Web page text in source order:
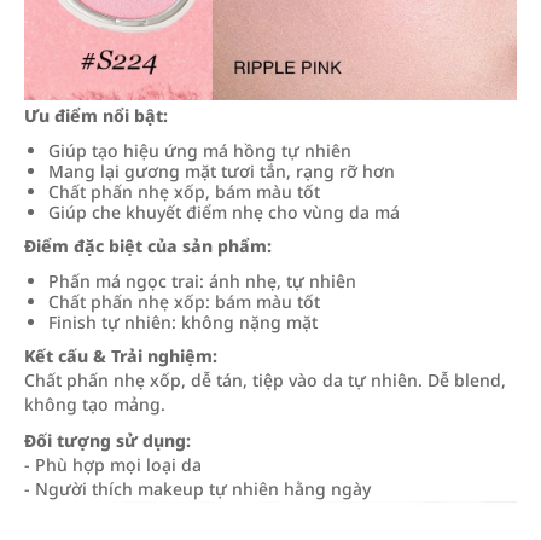
Ưu điểm nổi bật:
Giúp tạo hiệu ứng má hồng tự nhiên
Mang lại gương mặt tươi tắn, rạng rỡ hơn
Chất phấn nhẹ xốp, bám màu tốt
Giúp che khuyết điểm nhẹ cho vùng da má
Điểm đặc biệt của sản phẩm:
Phấn má ngọc trai: ánh nhẹ, tự nhiên
Chất phấn nhẹ xốp: bám màu tốt
Finish tự nhiên: không nặng mặt
Kết cấu & Trải nghiệm:
Chất phấn nhẹ xốp, dễ tán, tiệp vào da tự nhiên. Dễ blend,
không tạo mảng.
Đối tượng sử dụng:
- Phù hợp mọi loại da
- Người thích makeup tự nhiên hằng ngày